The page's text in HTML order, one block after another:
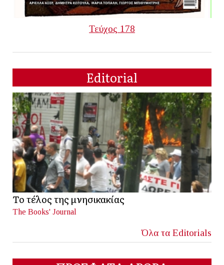
Τεύχος 178
Editorial
Το τέλος της μνησικακίας
The Books' Journal
Όλα τα Editorials